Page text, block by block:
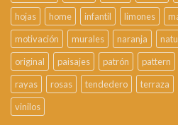
hojas
home infantil limones
motivación
murales naranja
original
paisajes patrón pattern
rayas
rosas tendedero terraza
vinilos